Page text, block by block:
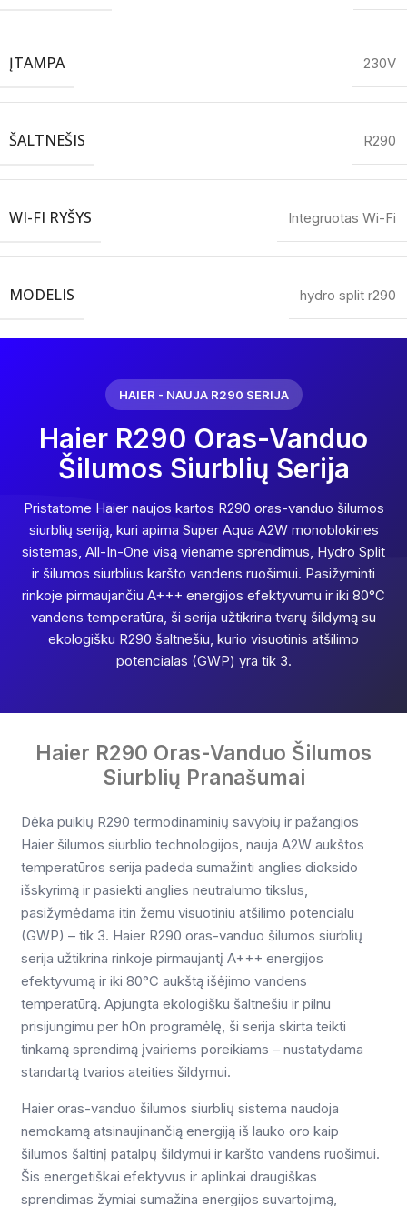
ĮTAMPA 230V
ŠALTNEŠIS R290
WI-FI RYŠYS Integruotas Wi-Fi
MODELIS hydro split r290
HAIER - NAUJA R290 SERIJA
Haier R290 Oras-Vanduo
Šilumos Siurblių Serija
Pristatome Haier naujos kartos R290 oras-vanduo šilumos
siurblių seriją, kuri apima Super Aqua A2W monoblokines
sistemas, All-In-One visą viename sprendimus, Hydro Split
ir šilumos siurblius karšto vandens ruošimui. Pasižyminti
rinkoje pirmaujančiu A+++ energijos efektyvumu ir iki 80°C
vandens temperatūra, ši serija užtikrina tvarų šildymą su
ekologišku R290 šaltnešiu, kurio visuotinis atšilimo
potencialas (GWP) yra tik 3.
Haier R290 Oras-Vanduo Šilumos
Siurblių Pranašumai
Dėka puikių R290 termodinaminių savybių ir pažangios
Haier šilumos siurblio technologijos, nauja A2W aukštos
temperatūros serija padeda sumažinti anglies dioksido
išskyrimą ir pasiekti anglies neutralumo tikslus,
pasižymėdama itin žemu visuotiniu atšilimo potencialu
(GWP) – tik 3. Haier R290 oras-vanduo šilumos siurblių
serija užtikrina rinkoje pirmaujantį A+++ energijos
efektyvumą ir iki 80°C aukštą išėjimo vandens
temperatūrą. Apjungta ekologišku šaltnešiu ir pilnu
prisijungimu per hOn programėlę, ši serija skirta teikti
tinkamą sprendimą įvairiems poreikiams – nustatydama
standartą tvarios ateities šildymui.
Haier oras-vanduo šilumos siurblių sistema naudoja
nemokamą atsinaujinančią energiją iš lauko oro kaip
šilumos šaltinį patalpų šildymui ir karšto vandens ruošimui.
Šis energetiškai efektyvus ir aplinkai draugiškas
sprendimas žymiai sumažina energijos suvartojimą,